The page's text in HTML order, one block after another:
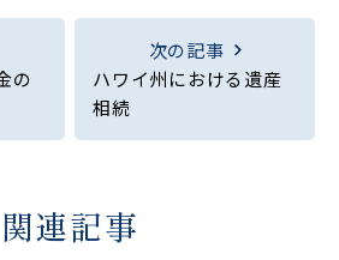
の
次の記事
ハワイ州における遺産
相続
関連記事